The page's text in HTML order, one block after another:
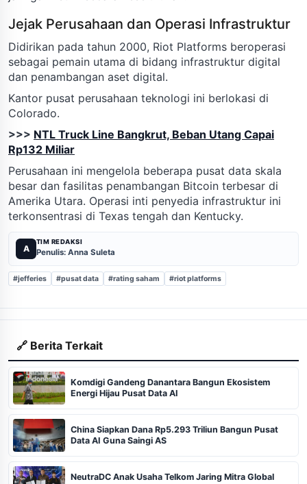
Jejak Perusahaan dan Operasi Infrastruktur
Didirikan pada tahun 2000, Riot Platforms beroperasi
sebagai pemain utama di bidang infrastruktur digital
dan penambangan aset digital.
Kantor pusat perusahaan teknologi ini berlokasi di
Colorado.
>>> NTL Truck Line Bangkrut, Beban Utang Capai
Rp132 Miliar
Perusahaan ini mengelola beberapa pusat data skala
besar dan fasilitas penambangan Bitcoin terbesar di
Amerika Utara. Operasi inti penyedia infrastruktur ini
terkonsentrasi di Texas tengah dan Kentucky.
A
TIM REDAKSI
Penulis: Anna Suleta
#jefferies #pusat data #rating saham #riot platforms
🔗 Berita Terkait
Komdigi Gandeng Danantara Bangun Ekosistem
Energi Hijau Pusat Data AI
China Siapkan Dana Rp5.293 Triliun Bangun Pusat
Data AI Guna Saingi AS
NeutraDC Anak Usaha Telkom Jaring Mitra Global